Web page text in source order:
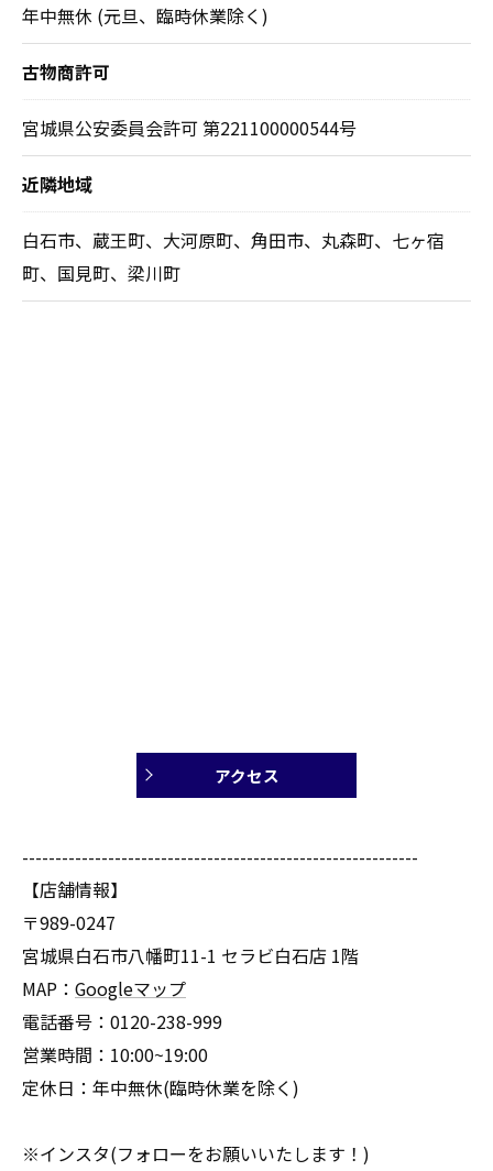
年中無休 (元旦、臨時休業除く)
古物商許可
宮城県公安委員会許可 第221100000544号
近隣地域
白石市、蔵王町、大河原町、角田市、丸森町、七ヶ宿
町、国見町、梁川町
アクセス
------------------------------------------------------------
【店舗情報】
〒989-0247
宮城県白石市八幡町11-1 セラビ白石店 1階
MAP： Googleマップ
電話番号：0120-238-999
営業時間：10:00~19:00
定休日：年中無休(臨時休業を除く)
※インスタ(フォローをお願いいたします！)